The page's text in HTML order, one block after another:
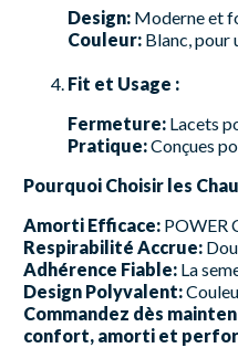
Design: Moderne et
Couleur: Blanc, pour
Fit et Usage :
Fermeture: Lacets
Pratique:Conçues
Pourquoi Choisir les
Amorti Efficace: POWER
Respirabilité Accrue:
Adhérence Fiable: La
Design Polyvalent:
Commandez dès
confort, amorti et